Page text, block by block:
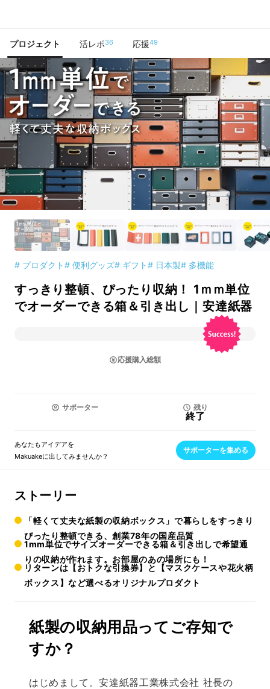
プロジェクト 活レポ36 応援49
# プロダクト# 便利グッズ# ギフト# 日本製# 多機能
すっきり整頓、ぴったり収納！ 1ｍｍ単位
でオーダーできる箱＆引き出し｜安達紙器
応援購入総額
サポーター 残り
終了
あなたもアイデアを
Makuakeに出してみませんか？
サポーターを集める
ストーリー
「軽くて丈夫な紙製の収納ボックス」で暮らしをすっきり
ぴったり整頓できる、創業78年の国産品質
1mm単位でサイズオーダーできる箱＆引き出しで希望通
りの収納が作れます。お部屋のあの場所にも！
リターンは【おトクな引換券】と【マスクケースや花火柄
ボックス】など選べるオリジナルプロダクト
紙製の収納用品ってご存知で
すか？
はじめまして。安達紙器工業株式会社 社長の